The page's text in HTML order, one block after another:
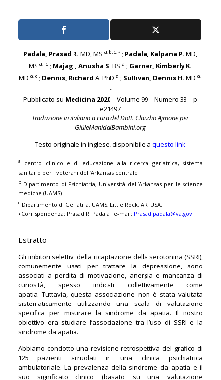
Padala, Prasad R. MD, MSa,b,c,∗ ; Padala, Kalpana P.MD,
MSa, c ; Majagi, Anusha S.BSa ; Garner, Kimberly K.
MDa,c ; Dennis, RichardA. PhDa ; Sullivan, Dennis H. MDa,
c
Pubblicato su Medicina 2020– Volume 99 – Numero 33 – p
e21497
Traduzione in italiano a cura del Dott. Claudio Ajmone per
GiùleManidaiBambini.org
Testo originale in inglese, disponibile aquesto link
a
centro clinico e di educazione alla ricerca geriatrica, sistema
sanitario per i veterani dell’Arkansas centrale
bDipartimento di Psichiatria, Università dell’Arkansas per le scienze
mediche (UAMS)
cDipartimento di Geriatria, UAMS, Little Rock, AR, USA.
∗Corrispondenza: Prasad R. Padala, e-mail: Prasad.padala@va.gov
Estratto
Gli inibitori selettivi della ricaptazione della serotonina (SSRI),
comunemente usati per trattare la depressione, sono
associati a perdita di motivazione, anergia e mancanza di
curiosità, spesso indicati collettivamente come
apatia. Tuttavia, questa associazione non è stata valutata
sistematicamente utilizzando una scala di valutazione
specifica per misurare la sindrome da apatia. Il nostro
obiettivo era studiare l’associazione tra l’uso di SSRI e la
sindrome da apatia.
Abbiamo condotto una revisione retrospettiva del grafico di
125 pazienti arruolati in una clinica psichiatrica
ambulatoriale. La prevalenza della sindrome da apatia e il
suo significato clinico (basato su una valutazione